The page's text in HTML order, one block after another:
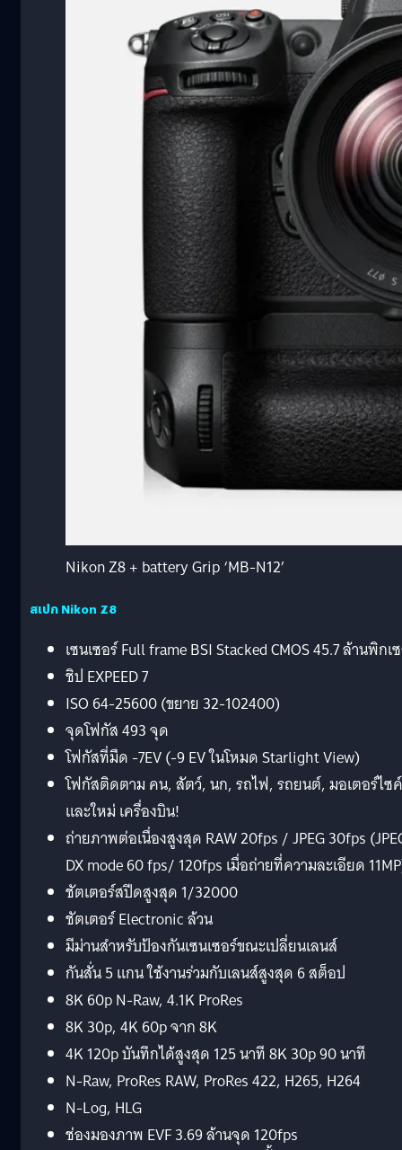
Nikon Z8 + battery Grip ‘MB-N12’
สเปก Nikon Z8
เซนเซอร์ Full frame BSI Stacked CMOS 45.7 ล้านพิกเ
ชิป EXPEED 7
ISO 64-25600 (ขยาย 32-102400)
จุดโฟกัส 493 จุด
โฟกัสที่มืด -7EV (-9 EV ในโหมด Starlight View)
โฟกัสติดตาม คน, สัตว์, นก, รถไฟ, รถยนต์, มอเตอร์ไซค์
และใหม่ เครื่องบิน!
ถ่ายภาพต่อเนื่องสูงสุด RAW 20fps / JPEG 30fps
DX mode 60 fps/ 120fps เมื่อถ่ายที่ความละเอียด
ชัตเตอร์สปีดสูงสุด 1/32000
ชัตเตอร์ Electronic ล้วน
มีม่านสำหรับป้องกันเซนเซอร์ขณะเปลี่ยนเลนส์
กันสั่น 5 แกน ใช้งานร่วมกับเลนส์สูงสุด 6 สต็อป
8K 60p N-Raw, 4.1K ProRes
8K 30p, 4K 60p จาก 8K
4K 120p บันทึกได้สูงสุด 125 นาที 8K 30p 90 นาที
N-Raw, ProRes RAW, ProRes 422, H265, H264
N-Log, HLG
ช่องมองภาพ EVF 3.69 ล้านจุด 120fps